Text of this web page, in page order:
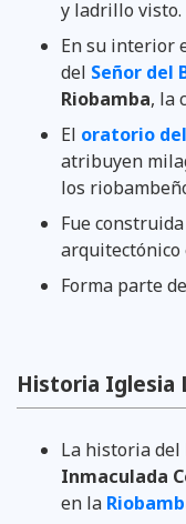
y ladrillo visto.
En su interior
del Señor del
Riobamba, la
El oratorio
atribuyen
los
Fue
arquitectónico
Forma parte
Historia Iglesia
La historia
Inmaculada
en la